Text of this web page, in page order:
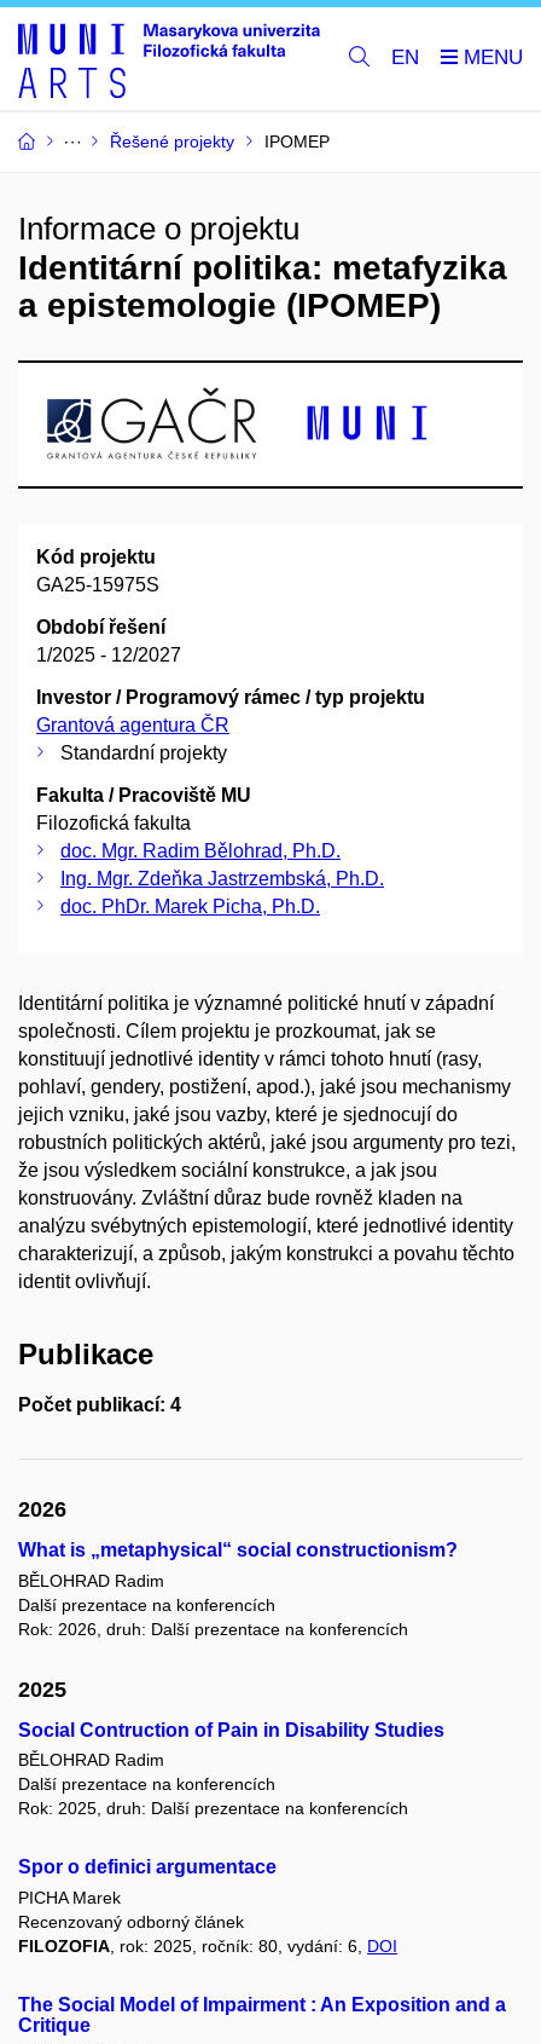
EN
Řešené projekty IPOMEP
Informace o projektu
Identitární politika: metafyzika
a epistemologie (IPOMEP)
Kód projektu
GA25-15975S
Období řešení
1/2025 - 12/2027
Investor / Programový rámec / typ projektu
Grantová agentura ČR
Standardní projekty
Fakulta / Pracoviště MU
Filozofická fakulta
doc. Mgr. Radim Bělohrad, Ph.D.
Ing. Mgr. Zdeňka Jastrzembská, Ph.D.
doc. PhDr. Marek Picha, Ph.D.
Identitární politika je významné politické hnutí v západní
společnosti. Cílem projektu je prozkoumat, jak se
konstituují jednotlivé identity v rámci tohoto hnutí (rasy,
pohlaví, gendery, postižení, apod.), jaké jsou mechanismy
jejich vzniku, jaké jsou vazby, které je sjednocují do
robustních politických aktérů, jaké jsou argumenty pro tezi,
že jsou výsledkem sociální konstrukce, a jak jsou
konstruovány. Zvláštní důraz bude rovněž kladen na
analýzu svébytných epistemologií, které jednotlivé identity
charakterizují, a způsob, jakým konstrukci a povahu těchto
identit ovlivňují.
Publikace
Počet publikací: 4
2026
What is „metaphysical“ social constructionism?
BĚLOHRAD Radim
Další prezentace na konferencích
Rok: 2026, druh: Další prezentace na konferencích
2025
Social Contruction of Pain in Disability Studies
BĚLOHRAD Radim
Další prezentace na konferencích
Rok: 2025, druh: Další prezentace na konferencích
Spor o definici argumentace
PICHA Marek
Recenzovaný odborný článek
FILOZOFIA , rok: 2025, ročník: 80, vydání: 6, DOI
The Social Model of Impairment : An Exposition and a
Critique